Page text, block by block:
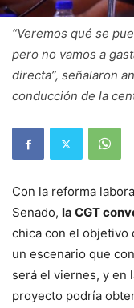
“Veremos qué se
pero no vamos a
directa”, señalaron
conducción de la
Con la reforma
Senado, la CGT
chica con el objetivo
un escenario que
será el viernes, y en
proyecto podría